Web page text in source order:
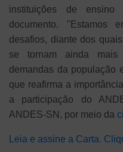
instituições de
documento. "Estamos
desafios, diante dos
se tornam ainda mais
demandas da população
que reafirma a
a participação do
ANDES-SN, por meio da
Leia e assine a Carta.